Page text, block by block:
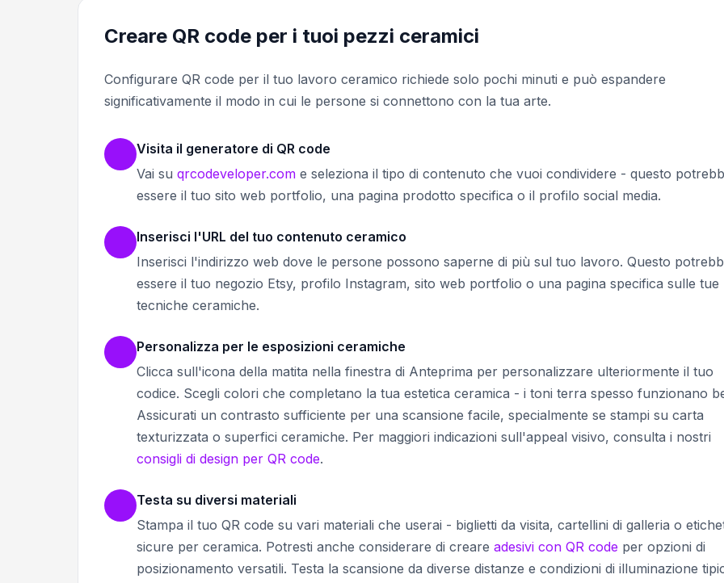
Creare QR code per i tuoi pezzi ceramici
Configurare QR code per il tuo lavoro ceramico richiede solo pochi minuti e può espandere
significativamente il modo in cui le persone si connettono con la tua arte.
Visita il generatore di QR code
Vai su qrcodeveloper.com e seleziona il tipo di contenuto che vuoi condividere - questo
essere il tuo sito web portfolio, una pagina prodotto specifica o il profilo social media.
Inserisci l'URL del tuo contenuto ceramico
Inserisci l'indirizzo web dove le persone possono saperne di più sul tuo lavoro. Questo
essere il tuo negozio Etsy, profilo Instagram, sito web portfolio o una pagina specifica sulle tue
tecniche ceramiche.
Personalizza per le esposizioni ceramiche
Clicca sull'icona della matita nella finestra di Anteprima per personalizzare ulteriormente il tuo
codice. Scegli colori che completano la tua estetica ceramica - i toni terra spesso funzionano
Assicurati un contrasto sufficiente per una scansione facile, specialmente se stampi su carta
texturizzata o superfici ceramiche. Per maggiori indicazioni sull'appeal visivo, consulta i nostri
consigli di design per QR code.
Testa su diversi materiali
Stampa il tuo QR code su vari materiali che userai - biglietti da visita, cartellini di galleria o
sicure per ceramica. Potresti anche considerare di creare adesivi con QR code per opzioni di
posizionamento versatili. Testa la scansione da diverse distanze e condizioni di illuminazione